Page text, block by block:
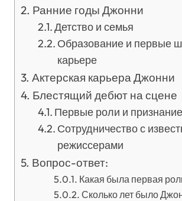
Ранние годы Джонни
Детство и семья
Образование и первые
карьере
Актерская карьера Джонни
Блестящий дебют на сцене
Первые роли и признание
Сотрудничество с
режиссерами
Вопрос-ответ:
Какая была первая
Сколько лет было